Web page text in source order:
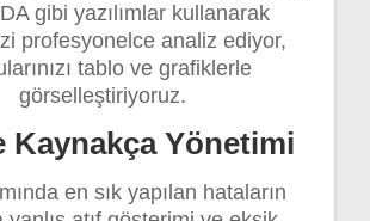
gibi yazılımlar kullanarak
profesyonelce analiz ediyor,
tablo ve grafiklerle
görselleştiriyoruz.
Kaynakça Yönetimi
en sık yapılan hataların